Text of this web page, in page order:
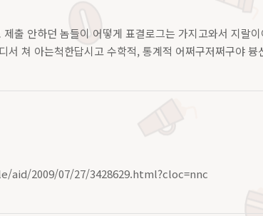
출 안하던 놈들이 어떻게 표결로그는 가지고와서 지랄
서 쳐 아는척한답시고 수학적, 통계적 어쩌구저쩌구야 븅
2009/07/27/3428629.html?cloc=nnc